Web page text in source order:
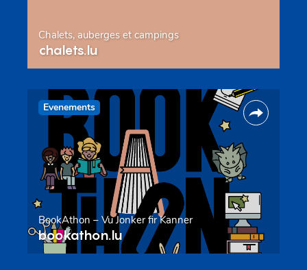
Chalets, auberges et campings
chalets.lu
Evenements
BookAthon – Vu Jonker fir Kanner
bookathon.lu